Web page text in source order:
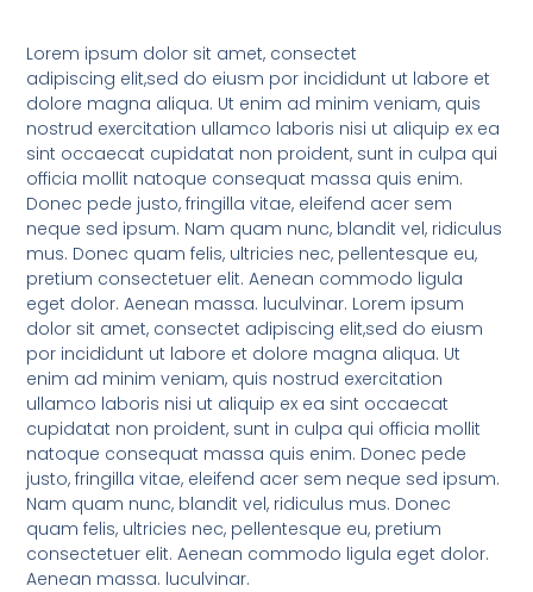
Lorem ipsum dolor sit amet, consectet
adipiscing elit,sed do eiusm por incididunt ut labore et
dolore magna aliqua. Ut enim ad minim veniam, quis
nostrud exercitation ullamco laboris nisi ut aliquip ex ea
sint occaecat cupidatat non proident, sunt in culpa qui
officia mollit natoque consequat massa quis enim.
Donec pede justo, fringilla vitae, eleifend acer sem
neque sed ipsum. Nam quam nunc, blandit vel, ridiculus
mus. Donec quam felis, ultricies nec, pellentesque eu,
pretium consectetuer elit. Aenean commodo ligula
eget dolor. Aenean massa. luculvinar. Lorem ipsum
dolor sit amet, consectet adipiscing elit,sed do eiusm
por incididunt ut labore et dolore magna aliqua. Ut
enim ad minim veniam, quis nostrud exercitation
ullamco laboris nisi ut aliquip ex ea sint occaecat
cupidatat non proident, sunt in culpa qui officia mollit
natoque consequat massa quis enim. Donec pede
justo, fringilla vitae, eleifend acer sem neque sed ipsum.
Nam quam nunc, blandit vel, ridiculus mus. Donec
quam felis, ultricies nec, pellentesque eu, pretium
consectetuer elit. Aenean commodo ligula eget dolor.
Aenean massa. luculvinar.